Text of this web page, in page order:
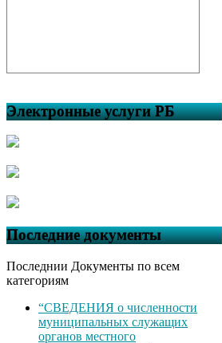
Электронные услуги РБ
Последние документы
Последнии Документы по всем
категориям
“СВЕДЕНИЯ о численности
муниципальных служащих
органов местного